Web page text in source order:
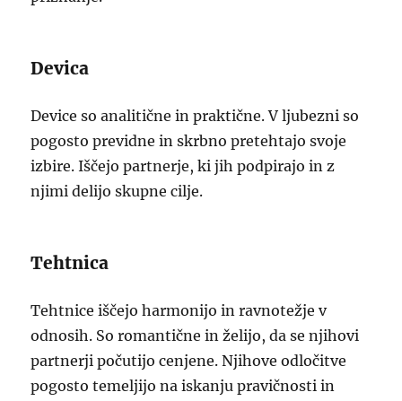
Devica
Device so analitične in praktične. V ljubezni so
pogosto previdne in skrbno pretehtajo svoje
izbire. Iščejo partnerje, ki jih podpirajo in z
njimi delijo skupne cilje.
Tehtnica
Tehtnice iščejo harmonijo in ravnotežje v
odnosih. So romantične in želijo, da se njihovi
partnerji počutijo cenjene. Njihove odločitve
pogosto temeljijo na iskanju pravičnosti in